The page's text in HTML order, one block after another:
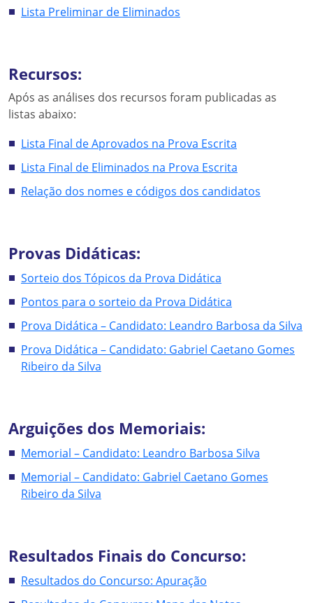
Lista Preliminar de Eliminados
Recursos:
Após as análises dos recursos foram publicadas as
listas abaixo:
Lista Final de Aprovados na Prova Escrita
Lista Final de Eliminados na Prova Escrita
Relação dos nomes e códigos dos candidatos
Provas Didáticas:
Sorteio dos Tópicos da Prova Didática
Pontos para o sorteio da Prova Didática
Prova Didática – Candidato: Leandro Barbosa da Silva
Prova Didática – Candidato: Gabriel Caetano Gomes
Ribeiro da Silva
Arguições dos Memoriais:
Memorial – Candidato: Leandro Barbosa Silva
Memorial – Candidato: Gabriel Caetano Gomes
Ribeiro da Silva
Resultados Finais do Concurso:
Resultados do Concurso: Apuração